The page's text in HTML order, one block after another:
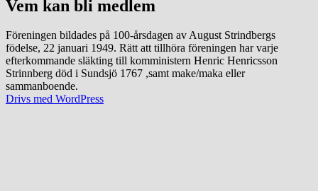
Vem kan bli medlem
Föreningen bildades på 100-årsdagen av August Strindbergs
födelse, 22 januari 1949. Rätt att tillhöra föreningen har varje
efterkommande släkting till komministern Henric Henricsson
Strinnberg död i Sundsjö 1767 ,samt make/maka eller
sammanboende.
Drivs med WordPress